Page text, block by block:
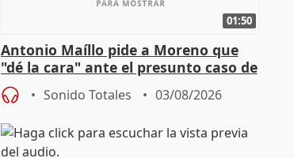
01:50
Antonio Maíllo pide a Moreno que
"dé la cara" ante el presunto caso de
acoso del CEO de ADM
Sonido Totales 03/08/2026